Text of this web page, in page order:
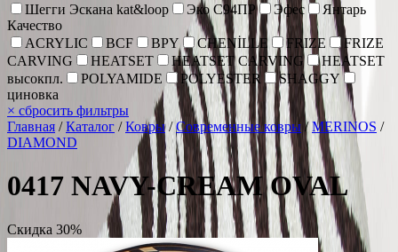
Шегги Эскана kat&loop
Эко С94ПР Эфес
Янтарь
Качество
ACRYLIC
BCF BPY CHENİLLE FRIZE
FRIZE
CARVING
HEATSET HEATSET CARVING
HEATSET
высокпл.
POLYAMIDE POLYESTER
SHAGGY
циновка
× сбросить фильтры
Главная /Каталог /Ковры/Современные ковры /MERINOS /
DIAMOND
0417 NAVY-CREAM OVAL
Скидка 30%